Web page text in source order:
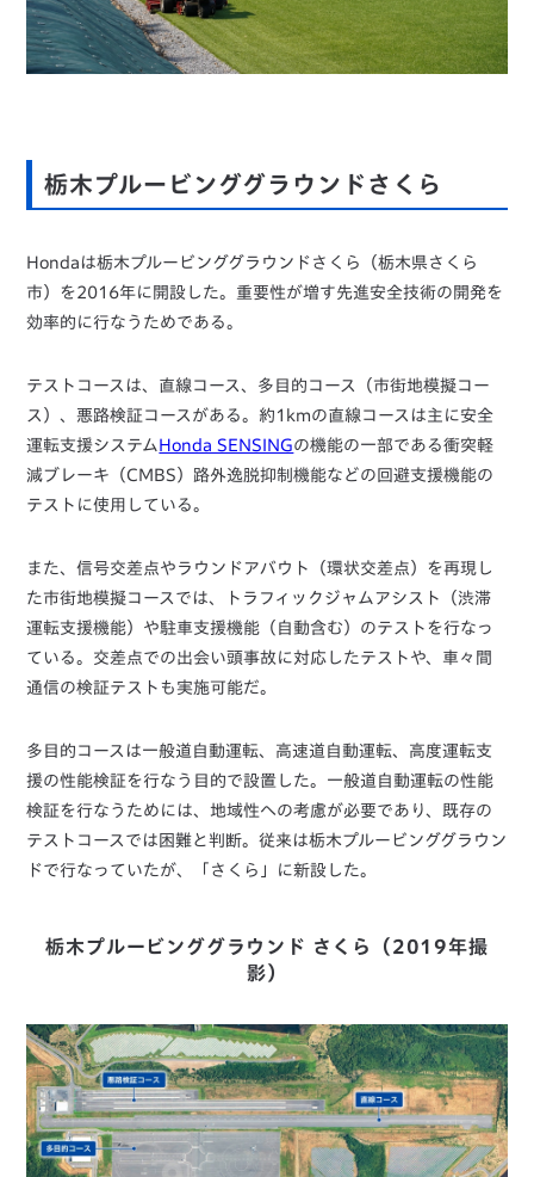
栃木プルービンググラウンドさくら
Hondaは栃木プルービンググラウンドさくら（栃木県さくら
市）を2016年に開設した。重要性が増す先進安全技術の開発を
効率的に行なうためである。
テストコースは、直線コース、多目的コース（市街地模擬コー
ス）、悪路検証コースがある。約1kmの直線コースは主に安全
運転支援システム Honda SENSINGの機能の一部である衝突軽
減ブレーキ（CMBS）路外逸脱抑制機能などの回避支援機能の
テストに使用している。
また、信号交差点やラウンドアバウト（環状交差点）を再現し
た市街地模擬コースでは、トラフィックジャムアシスト（渋滞
運転支援機能）や駐車支援機能（自動含む）のテストを行なっ
ている。交差点での出会い頭事故に対応したテストや、車々間
通信の検証テストも実施可能だ。
多目的コースは一般道自動運転、高速道自動運転、高度運転支
援の性能検証を行なう目的で設置した。一般道自動運転の性能
検証を行なうためには、地域性への考慮が必要であり、既存の
テストコースでは困難と判断。従来は栃木プルービンググラウン
ドで行なっていたが、「さくら」に新設した。
栃木プルービンググラウンド さくら（2019年撮
影）